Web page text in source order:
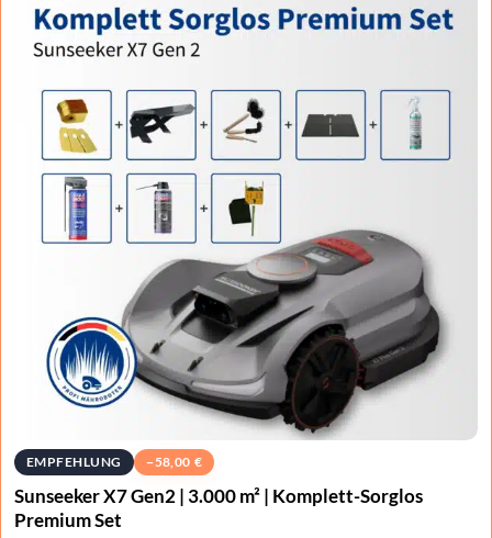
EMPFEHLUNG −58,00 €
Sunseeker X7 Gen2 | 3.000 m² | Komplett-Sorglos
Premium Set